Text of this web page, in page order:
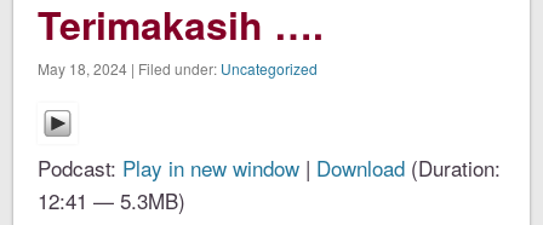
Terimakasih ….
May 18, 2024 | Filed under: Uncategorized
Podcast: Play in new window | Download (Duration:
12:41 — 5.3MB)